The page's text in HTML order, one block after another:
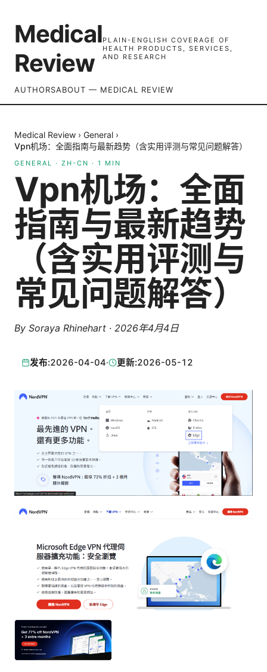
Medical
Review
PLAIN-ENGLISH COVERAGE OF
HEALTH PRODUCTS, SERVICES,
AND RESEARCH
AUTHORSABOUT — MEDICAL REVIEW
Medical Review › General ›
Vpn机场：全面指南与最新趋势（含实用评测与常见问题解答）
GENERAL · ZH-CN · 1 MIN
Vpn机场：全面
指南与最新趋势
（含实用评测与
常见问题解答）
By Soraya Rhinehart · 2026年4月4日
发布:2026-04-04· 更新:2026-05-12